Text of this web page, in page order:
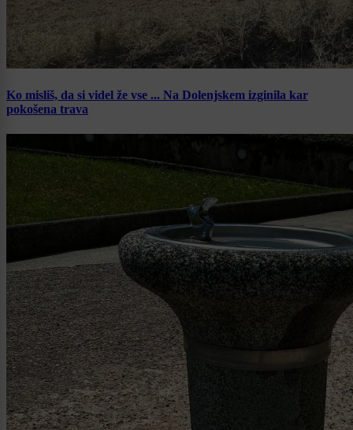
Ko misliš, da si videl že vse ... Na Dolenjskem izginila kar
pokošena trava